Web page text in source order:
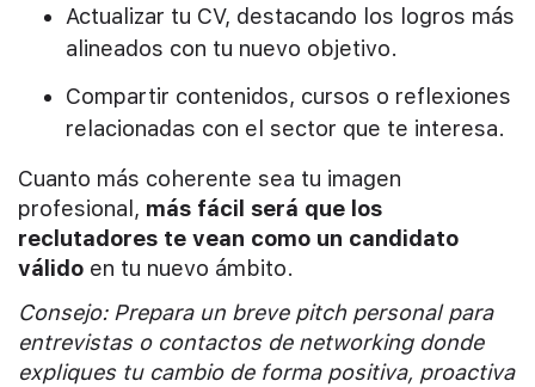
Actualizar tu CV, destacando los logros más
alineados con tu nuevo objetivo.
Compartir contenidos, cursos o reflexiones
relacionadas con el sector que te interesa.
Cuanto más coherente sea tu imagen
profesional, más fácil será que los
reclutadores te vean como un candidato
válido en tu nuevo ámbito.
Consejo: Prepara un breve pitch personal para
entrevistas o contactos de networking donde
expliques tu cambio de forma positiva, proactiva